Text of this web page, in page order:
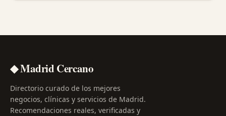
◆ Madrid Cercano
Directorio curado de los mejores
negocios, clínicas y servicios de Madrid.
Recomendaciones reales, verificadas y